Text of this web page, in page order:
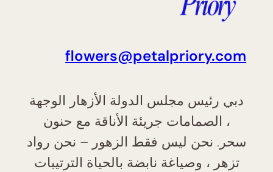
flowers@petalpriory.com
دبي رئيس مجلس الدولة الأزهار الوجهة
، الصمامات جريئة الأناقة مع حنون
سحر. نحن ليس فقط الزهور – نحن رواد
تزهر ، وصياغة نابضة بالحياة الترتيبات